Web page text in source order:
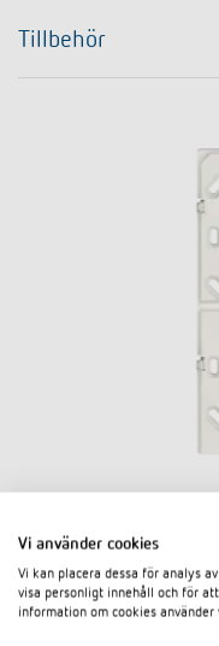
Tillbehör
2-way mounting plate
Artikelnr 9070822
Vi använder cookies
Vi kan placera dessa för analys
visa personligt innehåll och för
information om cookies